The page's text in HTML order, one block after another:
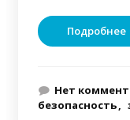
Подробнее
Нет
безопасность